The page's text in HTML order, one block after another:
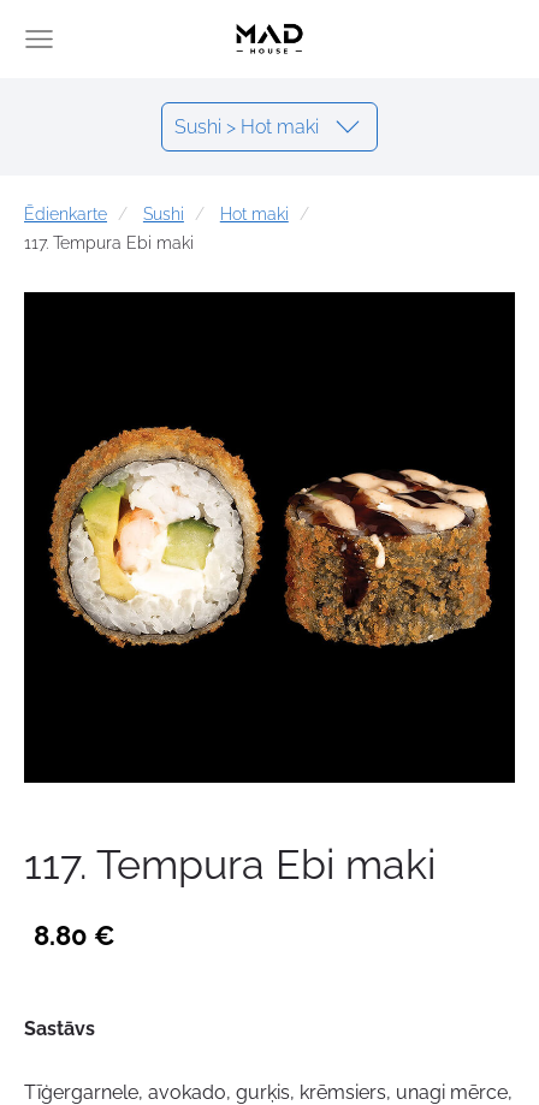
Sushi > Hot maki
Ēdienkarte Sushi
Hot maki
117. Tempura Ebi maki
117. Tempura Ebi maki
8.80 €
Sastāvs
Tīģergarnele, avokado, gurķis, krēmsiers, unagi mērce,